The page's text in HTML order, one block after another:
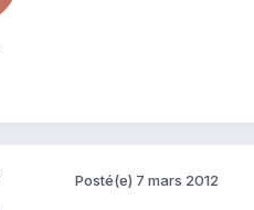
Posté(e) 7 mars 2012